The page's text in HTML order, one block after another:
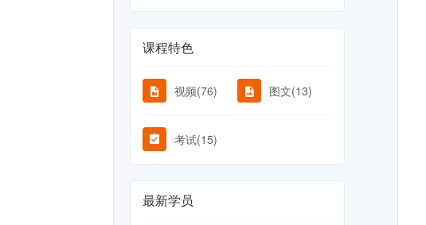
课程特色
视频(76) 图文(13)
考试(15)
最新学员